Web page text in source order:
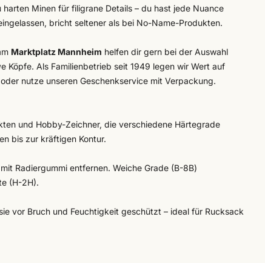
Minen für filigrane Details – du hast jede Nuance
bricht seltener als bei No-Name-Produkten.
Marktplatz Mannheim helfen dir gern bei der Auswahl
Köpfe. Als Familienbetrieb seit 1949 legen wir Wert auf
nutze unseren Geschenkservice mit Verpackung.
und Hobby-Zeichner, die verschiedene Härtegrade
bis zur kräftigen Kontur.
Radiergummi entfernen. Weiche Grade (B-8B)
(H-2H).
vor Bruch und Feuchtigkeit geschützt – ideal für Rucksack